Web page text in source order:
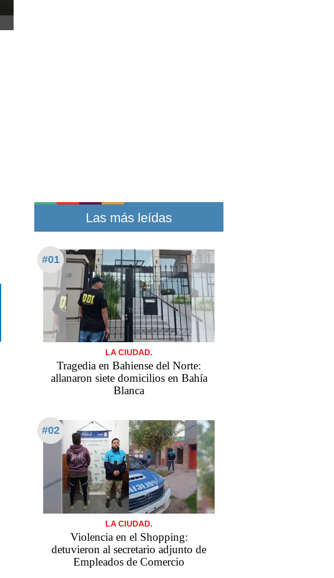
Las más leídas
#01
LA CIUDAD.
Tragedia en Bahiense del Norte:
allanaron siete domicilios en Bahía
Blanca
#02
LA CIUDAD.
Violencia en el Shopping:
detuvieron al secretario adjunto de
Empleados de Comercio